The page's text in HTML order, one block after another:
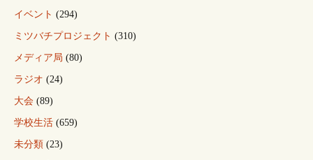
イベント (294)
ミツバチプロジェクト (310)
メディア局 (80)
ラジオ (24)
大会 (89)
学校生活 (659)
未分類 (23)